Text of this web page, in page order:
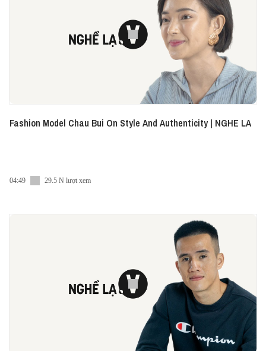
Fashion Model Chau Bui On Style And Authenticity | NGHE LA
04:49 29.5 N lượt xem